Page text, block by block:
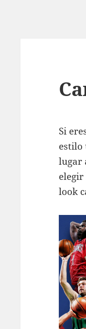
Si
estilo
lugar
look